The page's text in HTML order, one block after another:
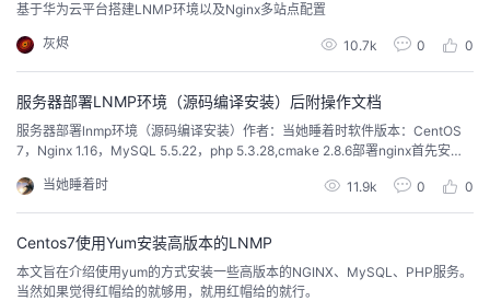
博
的
坛
我
圈
子
的
直
播
我
的
活
我
的
我
基于华为云平台搭建LNMP环境以及Nginx多站点配置
灰烬 10.7k 0 0
服务器部署LNMP环境（源码编译安装）后附操作文档
服务器部署lnmp环境（源码编译安装）作者：当她睡着时软件版本：CentOS
7，Nginx 1.16，MySQL 5.5.22，php 5.3.28,cmake 2.8.6部署nginx首先安装n
配置编译环境需要依赖gcc、gcc-c++、make软件包：yum -...
当她睡着时 11.9k 0 0
Centos7使用Yum安装高版本的LNMP
本文旨在介绍使用yum的方式安装一些高版本的NGINX、MySQL、PHP服务。
当然如果觉得红帽给的就够用，就用红帽给的就行。